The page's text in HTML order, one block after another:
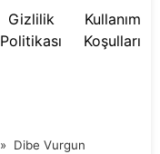
Gizlilik
Politikası
Kullanım
Koşulları
» Dibe Vurgun